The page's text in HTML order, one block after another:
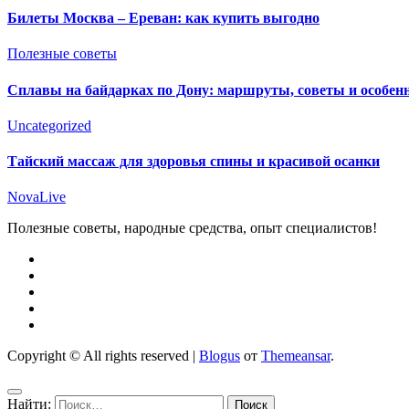
Билеты Москва – Ереван: как купить выгодно
Полезные советы
Сплавы на байдарках по Дону: маршруты, советы и
Uncategorized
Тайский массаж для здоровья спины и красивой осанки
NovaLive
Полезные советы, народные средства, опыт специалистов!
Copyright © All rights reserved | Blogus от Themeansar.
Найти: